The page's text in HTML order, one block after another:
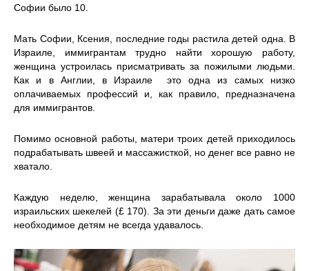
Софии было 10.
Мать Софии, Ксения, последние годы растила детей одна. В
Израиле, иммигрантам трудно найти хорошую работу,
женщина устроилась присматривать за пожилыми людьми.
Как и в Англии, в Израиле это одна из самых низко
оплачиваемых профессий и, как правило, предназначена
для иммигрантов.
Помимо основной работы, матери троих детей приходилось
подрабатывать швеей и массажисткой, но денег все равно не
хватало.
Каждую неделю, женщина зарабатывала около 1000
израильских шекелей (£ 170). За эти деньги даже дать самое
необходимое детям не всегда удавалось.